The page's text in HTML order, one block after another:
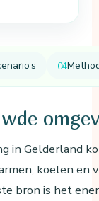
in Gelderland
koelen en
bron is het